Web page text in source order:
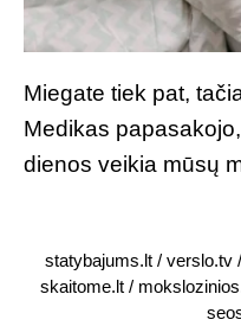
Miegate tiek pat,
Medikas
dienos veikia mūsų
statybajums.lt/ verslo.tv/
skaitome.lt/